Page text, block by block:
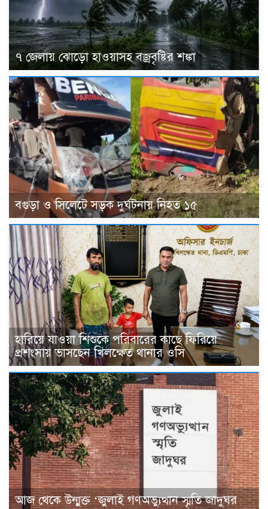
৭ জেলায় ঝোড়ো হাওয়াসহ বজ্রবৃষ্টির শঙ্কা
বগুড়া ও সিলেটে সড়ক দুর্ঘটনায় নিহত ১৫
হারিয়ে যাওয়া শিশুকে পরিবারের কাছে ফিরিয়ে
প্রশংসায় ভাসছেন খিলক্ষেত থানার ওসি
আজ থেকে উন্মুক্ত ‘জুলাই গণঅভ্যুত্থান স্মৃতি জাদুঘর